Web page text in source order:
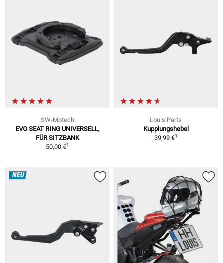
SW-Motech
EVO SEAT RING UNIVERSELL,
FÜR SITZBANK
50,00 €1
Louis Parts
Kupplungshebel
39,99 €1
NEU